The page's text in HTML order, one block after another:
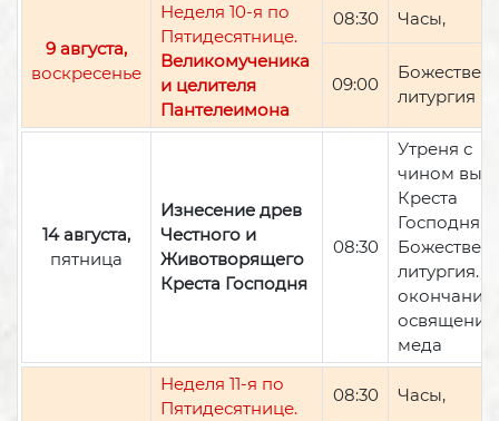
9 августа,
воскресенье
Неделя 10-я по
Пятидесятнице.
Великомученика
и целителя
Пантелеимона
08:30 Часы,
09:00
литургия
14 августа,
пятница
Изнесение древ
Честного и
Животворящего
Креста Господня
08:30
Утреня с
чином
Креста
Господня,
литургия.
окончании
освящение
меда
Неделя 11-я по
Пятидесятнице.
08:30 Часы,